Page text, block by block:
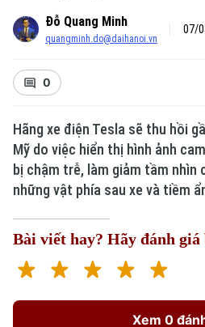
Đỗ Quang Minh
quangminh.do@daihanoi.vn
07/
0
Hãng xe điện Tesla sẽ thu hồi
Mỹ do việc hiển thị hình ảnh
bị chậm trễ, làm giảm tầm nhìn
những vật phía sau xe và tiềm
Bài viết hay? Hãy đánh
Xem 0